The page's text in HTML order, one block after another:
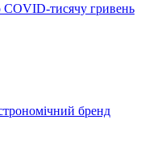
тисячу гривень
бренд